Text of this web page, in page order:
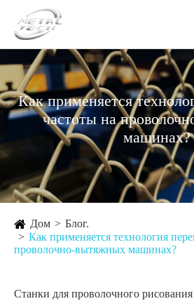
Как применяется
частоты на
машинах?
Дом
Блог.
Как применяется технология
проволочно-вытяжных машинах?
Станки для проволочного